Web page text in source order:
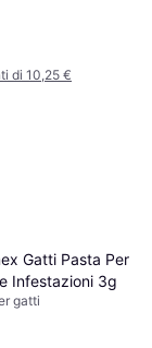
di 10,25 €
Gatti Pasta Per
Infestazioni 3g
gatti